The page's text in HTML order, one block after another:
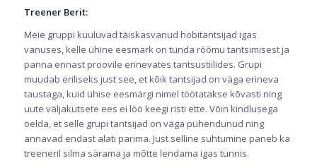
Treener Berit:
Meie gruppi kuuluvad täiskasvanud hobitantsijad igas
vanuses, kelle ühine eesmärk on tunda rõõmu tantsimisest ja
panna ennast proovile erinevates tantsustiilides. Grupi
muudab eriliseks just see, et kõik tantsijad on väga erineva
taustaga, kuid ühise eesmärgi nimel töötatakse kõvasti ning
uute väljakutsete ees ei löö keegi risti ette. Võin kindlusega
öelda, et selle grupi tantsijad on väga pühendunud ning
annavad endast alati parima. Just selline suhtumine paneb ka
treeneril silma särama ja mõtte lendama igas tunnis.